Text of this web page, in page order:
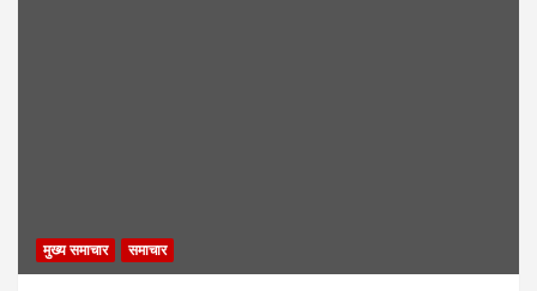
मुख्य समाचार समाचार